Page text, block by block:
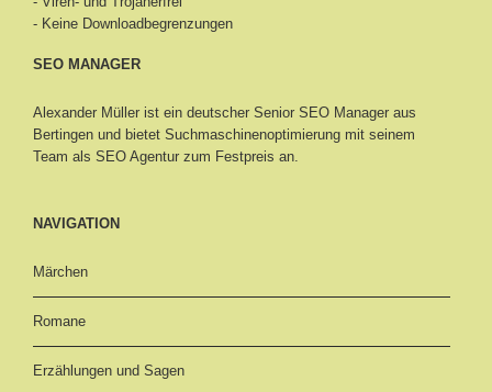
- Keine Downloadbegrenzungen
SEO MANAGER
Alexander Müller ist ein deutscher Senior SEO Manager aus
Bertingen und bietet Suchmaschinenoptimierung mit seinem
Team als SEO Agentur zum Festpreis an.
NAVIGATION
Märchen
Romane
Erzählungen und Sagen